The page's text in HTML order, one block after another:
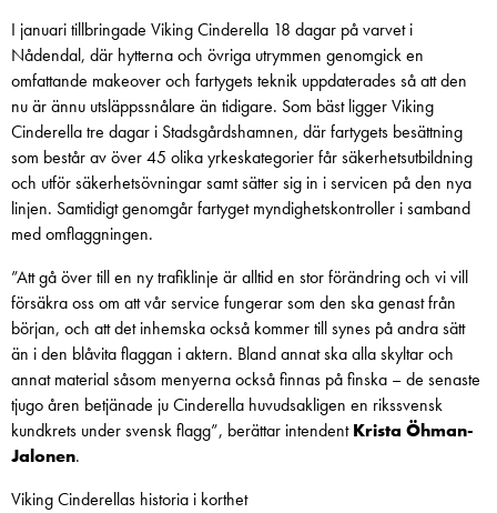
I januari tillbringade Viking Cinderella 18 dagar på varvet i
Nådendal, där hytterna och övriga utrymmen genomgick en
omfattande makeover och fartygets teknik uppdaterades så att den
nu är ännu utsläppssnålare än tidigare. Som bäst ligger Viking
Cinderella tre dagar i Stadsgårdshamnen, där fartygets besättning
som består av över 45 olika yrkeskategorier får säkerhetsutbildning
och utför säkerhetsövningar samt sätter sig in i servicen på den nya
linjen. Samtidigt genomgår fartyget myndighetskontroller i samband
med omflaggningen.
”Att gå över till en ny trafiklinje är alltid en stor förändring och vi vill
försäkra oss om att vår service fungerar som den ska genast från
början, och att det inhemska också kommer till synes på andra sätt
än i den blåvita flaggan i aktern. Bland annat ska alla skyltar och
annat material såsom menyerna också finnas på finska – de senaste
tjugo åren betjänade ju Cinderella huvudsakligen en rikssvensk
kundkrets under svensk flagg”, berättar intendentKrista Öhman-
Jalonen.
Viking Cinderellas historia i korthet